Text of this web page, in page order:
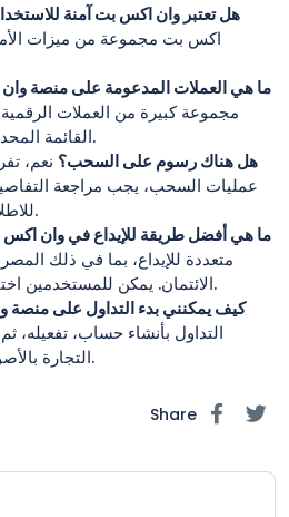
هل تعتبر وان اكس بت آمنة
اكس بت مجموعة من ميزات
ما هي العملات المدعومة على منصة
مجموعة كبيرة من العملات
القائمة المحدثة على الموقع الرسمي.
هل هناك رسوم على السحب؟ نعم،
عمليات السحب، يجب مراجعة
للاطلاع على الرسوم الدقيقة.
ما هي أفضل طريقة للإيداع في وان
متعددة للإيداع، بما في ذلك
الائتمان. يمكن للمستخدمين اختيار الطريقة الأنسب لهم.
كيف يمكنني بدء التداول على
التداول بأنشاء حساب، تفعيله،
التجارة بالأصول الرقمية المفضلة لك.
Share